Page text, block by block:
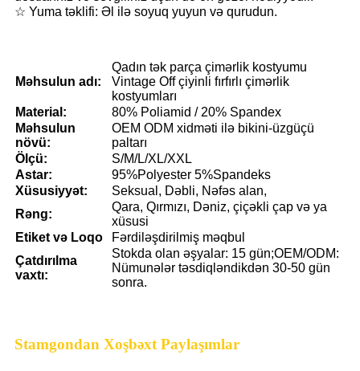
☆ Yuma təklifi: Əl ilə soyuq yuyun və qurudun.
Məhsulun adı:
Qadın tək parça çimərlik kostyumu
Vintage Off çiyinli fırfırlı çimərlik
kostyumları
Material:
80% Poliamid / 20% Spandex
Məhsulun
növü:
OEM ODM xidməti ilə bikini-üzgüçü
paltarı
Ölçü:
S/M/L/XL/XXL
Astar:
95%Polyester 5%Spandeks
Xüsusiyyət:
Seksual, Dəbli, Nəfəs alan,
Rəng:
Qara, Qırmızı, Dəniz, çiçəkli çap və ya
xüsusi
Etiket və Loqo
Fərdiləşdirilmiş məqbul
Çatdırılma
vaxtı:
Stokda olan əşyalar: 15 gün;OEM/ODM:
Nümunələr təsdiqləndikdən 30-50 gün
sonra.
Stamgondan Xoşbəxt Paylaşımlar